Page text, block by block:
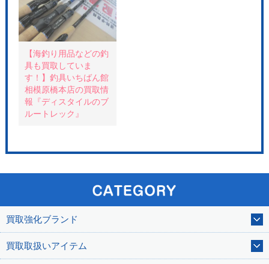
き
ま
す
)
【海釣り用品などの釣
具も買取していま
す！】釣具いちばん館
相模原橋本店の買取情
報『ディスタイルのブ
ルートレック』
買取強化ブランド
買取取扱いアイテム